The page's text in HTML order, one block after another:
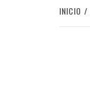
INICIO